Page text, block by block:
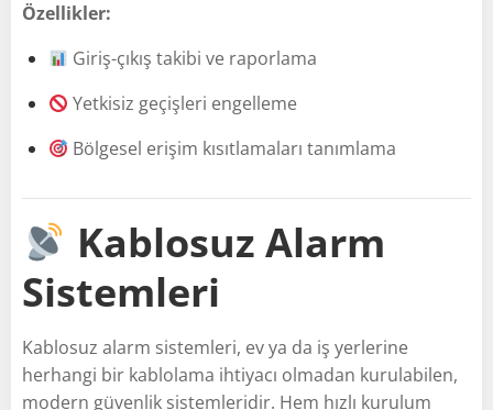
Özellikler:
Giriş-çıkış takibi ve raporlama
Yetkisiz geçişleri engelleme
Bölgesel erişim kısıtlamaları tanımlama
Kablosuz Alarm
Sistemleri
Kablosuz alarm sistemleri, ev ya da iş yerlerine
herhangi bir kablolama ihtiyacı olmadan kurulabilen,
modern güvenlik sistemleridir. Hem hızlı kurulum